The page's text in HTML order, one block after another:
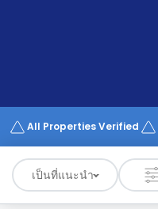
Works
All Properties Verified
เป็นที่แนะนำ